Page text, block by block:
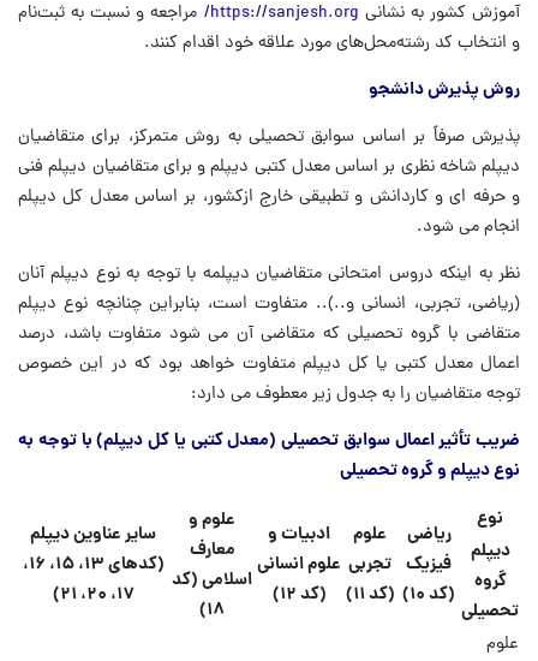
آموزش کشور به نشانی
مراجعه و نسبت به ثبت‌نام
و انتخاب کد رشته‌محل‌های مورد علاقه خود اقدام کنند.
روش پذیرش دانشجو
پذیرش صرفاً بر اساس سوابق تحصیلی به روش متمرکز، برای متقاضیان
دیپلم شاخه نظری بر اساس معدل کتبی دیپلم و برای متقاضیان دیپلم فنی
و حرفه ای و کاردانش و تطبیقی خارج ازکشور، بر اساس معدل کل دیپلم
انجام می شود.
نظر به اینکه دروس امتحانی متقاضیان دیپلمه با توجه به نوع دیپلم آنان
(ریاضی، تجربی، انسانی و..).. متفاوت است، بنابراین چنانچه نوع دیپلم
متقاضی با گروه تحصیلی که متقاضی آن می شود متفاوت باشد، درصد
اعمال معدل کتبی یا کل دیپلم متفاوت خواهد بود که در این خصوص
توجه متقاضیان را به جدول زیر معطوف می دارد:
ضریب تأثیر اعمال سوابق تحصیلی (معدل کتبی یا کل دیپلم) با توجه به
نوع دیپلم و گروه تحصیلی
نوع
ریاضی
فیزیک
(کد ۱۰)
علوم
تجربی
(کد ۱۱)
ادبیات و
علوم انسانی
(کد ۱۲)
علوم و
معارف
اسلامی (کد
۱۸)
سایر عناوین دیپلم
(کدهای ۱۳، ۱۵، ۱۶،
۱۷، ۲۰، ۲۱)
دیپلم
گروه
تحصیلی
علوم